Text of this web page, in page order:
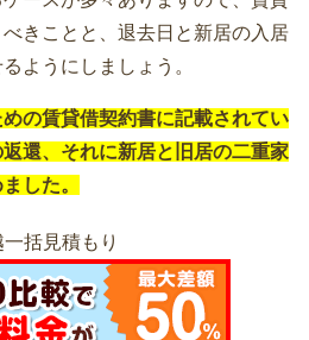
きことと、退去日と新居の入居
ようにしましょう。
めの賃貸借契約書に記載されてい
還、それに新居と旧居の二重家
した。
一括見積もり